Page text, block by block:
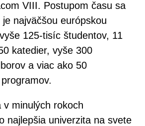
VIII. Postupom času sa
najväčšou európskou
125-tisíc študentov, 11
katedier, vyše 300
a viac ako 50
v minulých rokoch
najlepšia univerzita na svete